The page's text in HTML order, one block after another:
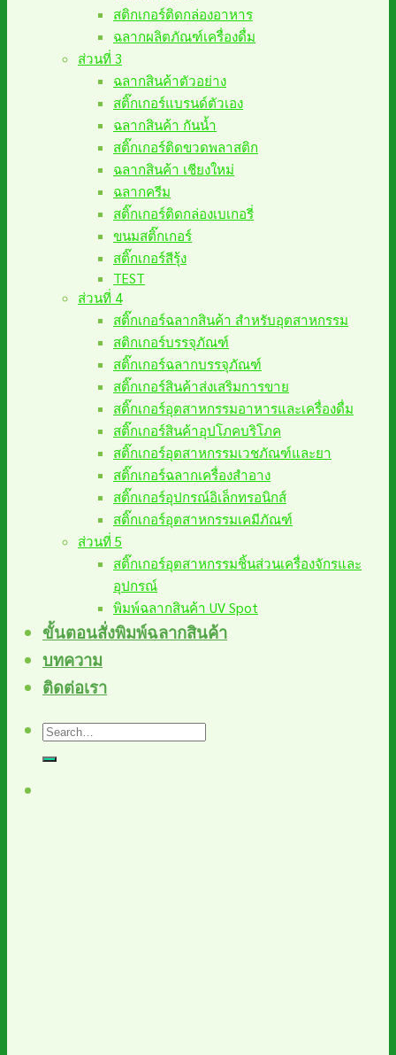
สติกเกอร์ติดกล่องอาหาร
ฉลากผลิตภัณฑ์เครื่องดื่ม
ส่วนที่ 3
ฉลากสินค้าตัวอย่าง
สติ๊กเกอร์แบรนด์ตัวเอง
ฉลากสินค้า กันน้ำ
สติ๊กเกอร์ติดขวดพลาสติก
ฉลากสินค้า เชียงใหม่
ฉลากครีม
สติ๊กเกอร์ติดกล่องเบเกอรี่
ขนมสติ๊กเกอร์
สติ๊กเกอร์สีรุ้ง
TEST
ส่วนที่ 4
สติ๊กเกอร์ฉลากสินค้า สำหรับอุตสาหกรรม
สติกเกอร์บรรจุภัณฑ์
สติ๊กเกอร์ฉลากบรรจุภัณฑ์
สติ๊กเกอร์สินค้าส่งเสริมการขาย
สติ๊กเกอร์อุตสาหกรรมอาหารและเครื่องดื่ม
สติ๊กเกอร์สินค้าอุปโภคบริโภค
สติ๊กเกอร์อุตสาหกรรมเวชภัณฑ์และยา
สติ๊กเกอร์ฉลากเครื่องสำอาง
สติ๊กเกอร์อุปกรณ์อิเล็กทรอนิกส์
สติ๊กเกอร์อุตสาหกรรมเคมีภัณฑ์
ส่วนที่ 5
สติ๊กเกอร์อุตสาหกรรมชิ้นส่วนเครื่องจักรและ
อุปกรณ์
พิมพ์ฉลากสินค้า UV Spot
ขั้นตอนสั่งพิมพ์ฉลากสินค้า
บทความ
ติดต่อเรา